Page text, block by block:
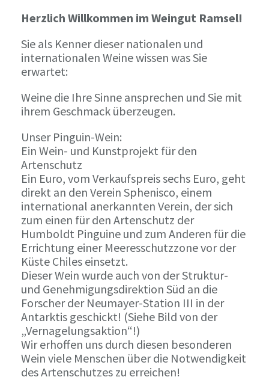
Herzlich Willkommen im Weingut Ramsel!
Sie als Kenner dieser nationalen und
internationalen Weine wissen was Sie
erwartet:
Weine die Ihre Sinne ansprechen und Sie mit
ihrem Geschmack überzeugen.
Unser Pinguin-Wein:
Ein Wein- und Kunstprojekt für den
Artenschutz
Ein Euro, vom Verkaufspreis sechs Euro, geht
direkt an den Verein Sphenisco, einem
international anerkannten Verein, der sich
zum einen für den Artenschutz der
Humboldt Pinguine und zum Anderen für die
Errichtung einer Meeresschutzzone vor der
Küste Chiles einsetzt.
Dieser Wein wurde auch von der Struktur-
und Genehmigungsdirektion Süd an die
Forscher der Neumayer-Station III in der
Antarktis geschickt! (Siehe Bild von der
„Vernagelungsaktion“!)
Wir erhoffen uns durch diesen besonderen
Wein viele Menschen über die Notwendigkeit
des Artenschutzes zu erreichen!